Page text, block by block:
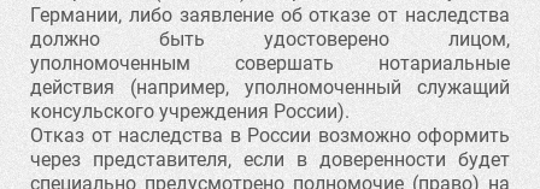
Германии, либо заявление об отказе от наследства
должно быть удостоверено лицом,
уполномоченным совершать нотариальные
действия (например, уполномоченный служащий
консульского учреждения России).
Отказ от наследства в России возможно оформить
через представителя, если в доверенности будет
специально предусмотрено полномочие (право) на